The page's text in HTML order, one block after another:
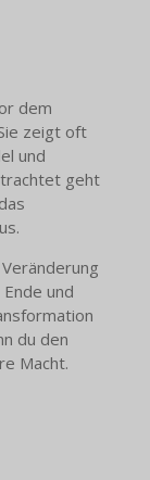
dem
zeigt oft
und
geht
und
du den
Macht.